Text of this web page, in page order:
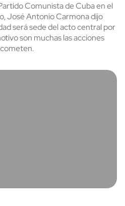
Comunista de Cuba en el
José Antonio Carmona dijo
será sede del acto central por
son muchas las acciones